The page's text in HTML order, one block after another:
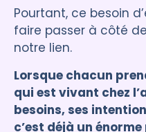
Pourtant, ce besoin
faire passer à côté
notre lien.
Lorsque chacun
qui est vivant chez
besoins, ses
c’est déjà un